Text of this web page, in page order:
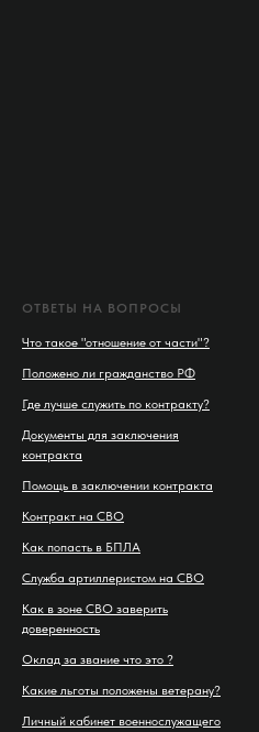
ОТВЕТЫ НА ВОПРОСЫ
Что такое "отношение от части"?
Положено ли гражданство РФ
Где лучше служить по контракту?
Документы для заключения
контракта
Помощь в заключении контракта
Контракт на СВО
Как попасть в БПЛА
Служба артиллеристом на СВО
Как в зоне СВО заверить
доверенность
Оклад за звание что это ?
Какие льготы положены ветерану?
Личный кабинет военнослужащего